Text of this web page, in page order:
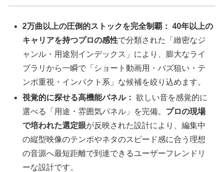
2万曲以上の圧倒的ストックを完全制覇： 40年以上の
キャリアを持つプロの感性で分類された「緻密なジ
ャンル・用途別インデックス」により、膨大なライ
ブラリから一瞬で「ショート動画用・バズ狙い・テ
ンポ重視・インパクト系」な候補を絞り込めます。
視覚的に探せる高機能パネル： 欲しい音を感覚的に
選べる「用途・雰囲気パネル」を完備。 プロの現場
で培われた選定眼が反映された設計により、編集中
の縦型映像のテンポやネタのスピード感に合う理想
の音源へ最短距離で到達できるユーザーフレンドリ
ーな設計です。